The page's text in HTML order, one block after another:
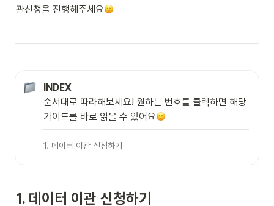
관신청을 진행해주세요
INDEX
순서대로 따라해보세요! 원하는 번호를 클릭하면 해당
가이드를 바로 읽을 수 있어요
1. 데이터 이관 신청하기
1. 데이터 이관 신청하기